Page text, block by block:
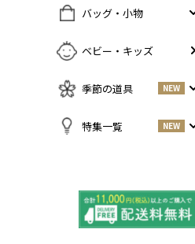
お弁当グッズ
ポット・鉄瓶
その他キッチンツール
PCアクセサリー
すべての商品を見る
コーヒー NEW
NEW
バッグ・小物
すべての商品をみる
名刺入れ・カードケース
ベビー・キッズ
季節の道具 NEW
すべての商品をみる
秋
特集一覧 NEW
よくある質問〈ほうき
全般〉
NEW